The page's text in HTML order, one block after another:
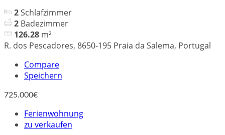
2Schlafzimmer
2 Badezimmer
126.28 m²
R. dos Pescadores, 8650-195 Praia da Salema, Portugal
Compare
Speichern
725.000€
Ferienwohnung
zu verkaufen